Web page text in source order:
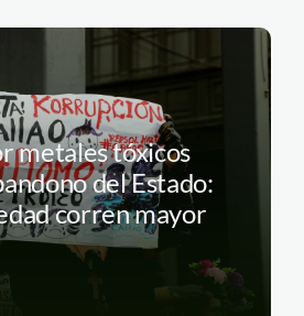
metales tóxicos
del Estado:
corren mayor